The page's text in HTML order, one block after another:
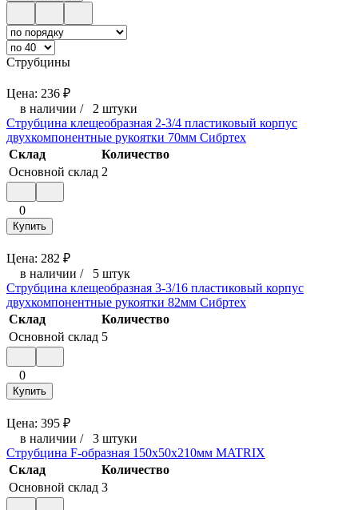
Струбцины
Цена: 236 ₽
в наличии / 2 штуки
Струбцина клещеобразная 2-3/4 пластиковый корпус
двухкомпонентные рукоятки 70мм Сибртех
Склад
Количество
Основной склад 2
0
Купить
Цена: 282 ₽
в наличии / 5 штук
Струбцина клещеобразная 3-3/16 пластиковый корпус
двухкомпонентные рукоятки 82мм Сибртех
Склад
Количество
Основной склад 5
0
Купить
Цена: 395 ₽
в наличии / 3 штуки
Струбцина F-образная 150х50х210мм MATRIX
Склад
Количество
Основной склад 3